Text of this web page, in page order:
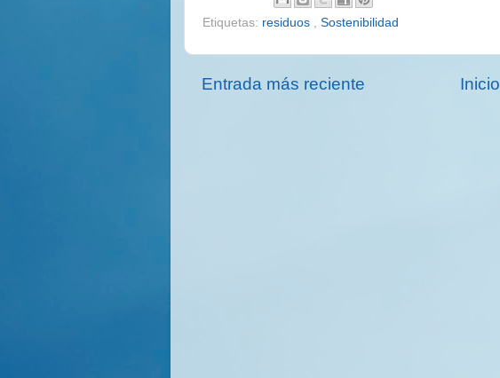
Etiquetas: residuos Sostenibilidad
Entrada más reciente Inicio